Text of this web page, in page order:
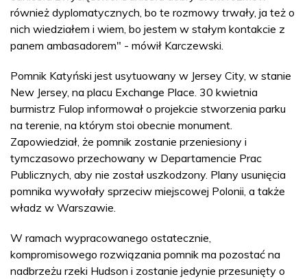
również dyplomatycznych, bo te rozmowy trwały, ja też o
nich wiedziałem i wiem, bo jestem w stałym kontakcie z
panem ambasadorem" - mówił Karczewski.
Pomnik Katyński jest usytuowany w Jersey City, w stanie
New Jersey, na placu Exchange Place. 30 kwietnia
burmistrz Fulop informował o projekcie stworzenia parku
na terenie, na którym stoi obecnie monument.
Zapowiedział, że pomnik zostanie przeniesiony i
tymczasowo przechowany w Departamencie Prac
Publicznych, aby nie został uszkodzony. Plany usunięcia
pomnika wywołały sprzeciw miejscowej Polonii, a także
władz w Warszawie.
W ramach wypracowanego ostatecznie,
kompromisowego rozwiązania pomnik ma pozostać na
nadbrzeżu rzeki Hudson i zostanie jedynie przesunięty o